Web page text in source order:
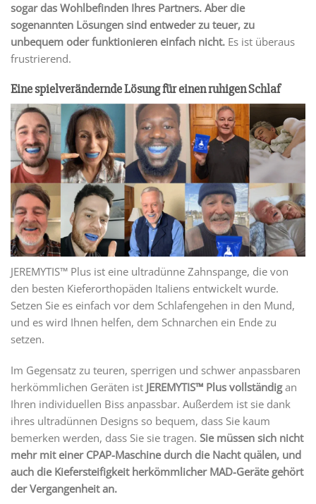
sogar das Wohlbefinden Ihres Partners. Aber die
sogenannten Lösungen sind entweder zu teuer, zu
unbequem oder funktionieren einfach nicht. Es ist überaus
frustrierend.
Eine spielverändernde Lösung für einen ruhigen Schlaf
JEREMYTIS™ Plus ist eine ultradünne Zahnspange, die von
den besten Kieferorthopäden Italiens entwickelt wurde.
Setzen Sie es einfach vor dem Schlafengehen in den Mund,
und es wird Ihnen helfen, dem Schnarchen ein Ende zu
setzen.
Im Gegensatz zu teuren, sperrigen und schwer anpassbaren
herkömmlichen Geräten ist JEREMYTIS™ Plus vollständigan
Ihren individuellen Biss anpassbar. Außerdem ist sie dank
ihres ultradünnen Designs so bequem, dass Sie kaum
bemerken werden, dass Sie sie tragen. Sie müssen sich nicht
mehr mit einer CPAP-Maschine durch die Nacht quälen, und
auch die Kiefersteifigkeit herkömmlicher MAD-Geräte gehört
der Vergangenheit an.